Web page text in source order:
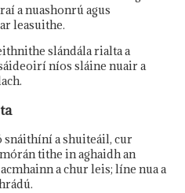
a nuashonrú agus
leasuithe.
slándála rialta a
níos sláine nuair a
a shuiteáil, cur
tithe in aghaidh an
a chur leis; líne nua a